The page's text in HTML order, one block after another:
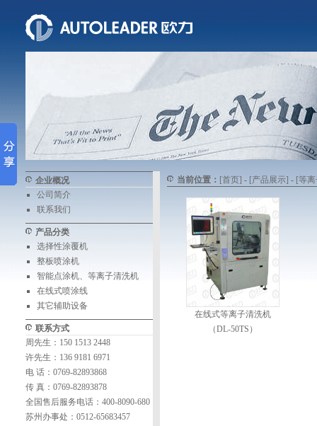
企业概况
公司简介
联系我们
产品分类
选择性涂覆机
整板喷涂机
智能点涂机、等离子清洗机
在线式喷涂线
其它辅助设备
联系方式
周先生：150 1513 2448
许先生：136 9181 6971
电 话：0769-82893868
传 真：0769-82893878
全国售后服务电话：400-8090-680
苏州办事处：0512-65683457
当前位置： [首页] - [产品展示] - [等
在线式等离子清洗机
（DL-50TS）